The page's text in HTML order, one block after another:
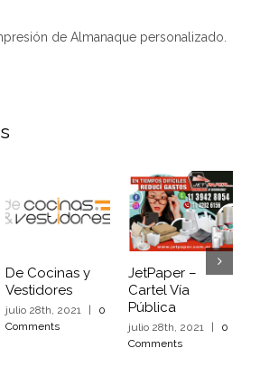
de Almanaque personalizado.
De Cocinas y
Vestidores
julio 28th, 2021 |
0
Comments
JetPaper –
Cartel Vía
Pública
julio 28th, 2021 |
0
Comments